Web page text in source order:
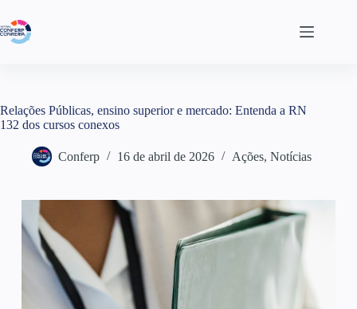
Relações Públicas, ensino superior e mercado: Entenda a RN
132 dos cursos conexos
Conferp 16 de abril de 2026 Ações, Notícias